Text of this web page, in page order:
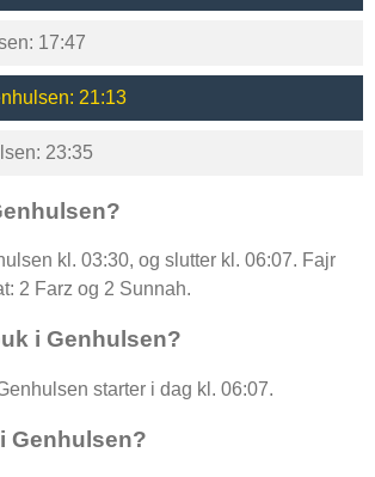
17:47
21:13
23:35
kl. 03:30, og slutter kl. 06:07. Fajr
2 Farz og 2 Sunnah.
i Genhulsen?
starter i dag kl. 06:07.
Genhulsen?